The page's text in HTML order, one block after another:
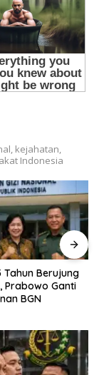
kejahatan,
Indonesia
Tahun Berujung
Prabowo Ganti
BGN